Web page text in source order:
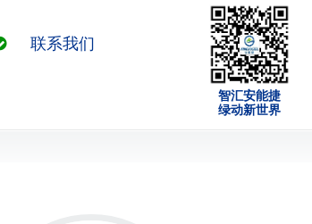
智汇安能捷
绿动新世界
联系我们